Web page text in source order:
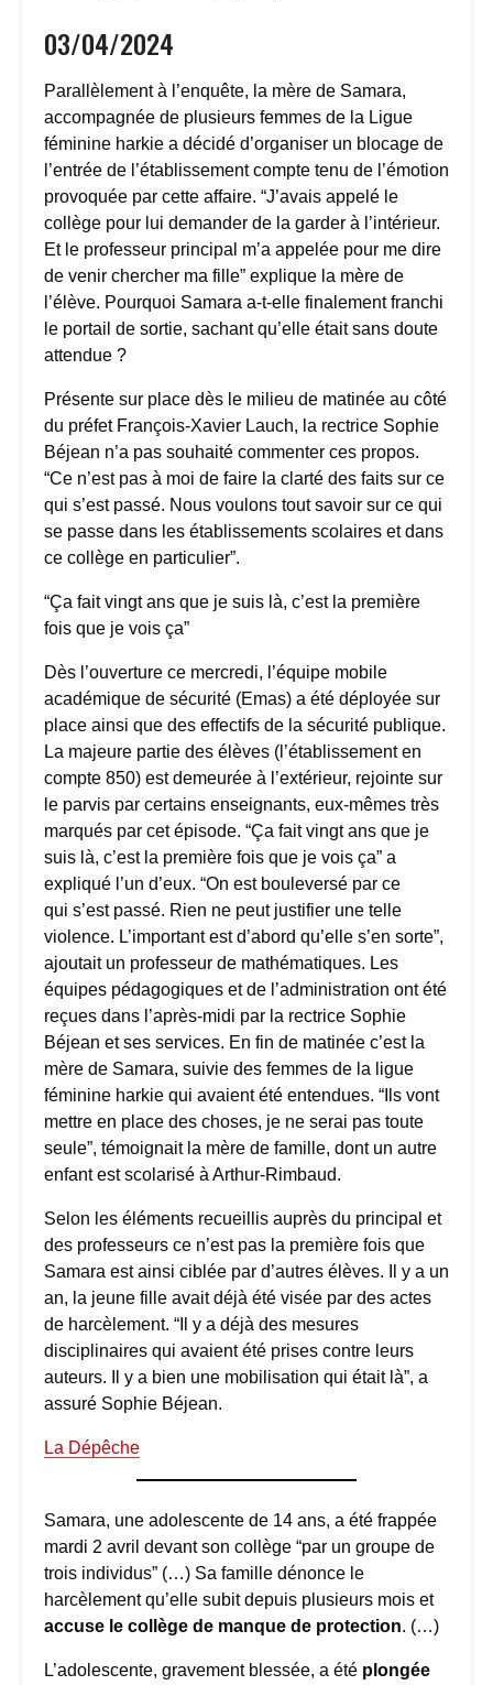
03/04/2024
Parallèlement à l’enquête, la mère de Samara,
accompagnée de plusieurs femmes de la Ligue
féminine harkie a décidé d’organiser un blocage de
l’entrée de l’établissement compte tenu de l’émotion
provoquée par cette affaire. “J’avais appelé le
collège pour lui demander de la garder à l’intérieur.
Et le professeur principal m’a appelée pour me dire
de venir chercher ma fille” explique la mère de
l’élève. Pourquoi Samara a-t-elle finalement franchi
le portail de sortie, sachant qu’elle était sans doute
attendue ?
Présente sur place dès le milieu de matinée au côté
du préfet François-Xavier Lauch, la rectrice Sophie
Béjean n’a pas souhaité commenter ces propos.
“Ce n’est pas à moi de faire la clarté des faits sur ce
qui s’est passé. Nous voulons tout savoir sur ce qui
se passe dans les établissements scolaires et dans
ce collège en particulier”.
“Ça fait vingt ans que je suis là, c’est la première
fois que je vois ça”
Dès l’ouverture ce mercredi, l’équipe mobile
académique de sécurité (Emas) a été déployée sur
place ainsi que des effectifs de la sécurité publique.
La majeure partie des élèves (l’établissement en
compte 850) est demeurée à l’extérieur, rejointe sur
le parvis par certains enseignants, eux-mêmes très
marqués par cet épisode. “Ça fait vingt ans que je
suis là, c’est la première fois que je vois ça” a
expliqué l’un d’eux. “On est bouleversé par ce
qui s’est passé. Rien ne peut justifier une telle
violence. L’important est d’abord qu’elle s’en sorte”,
ajoutait un professeur de mathématiques. Les
équipes pédagogiques et de l’administration ont été
reçues dans l’après-midi par la rectrice Sophie
Béjean et ses services. En fin de matinée c’est la
mère de Samara, suivie des femmes de la ligue
féminine harkie qui avaient été entendues. “Ils vont
mettre en place des choses, je ne serai pas toute
seule”, témoignait la mère de famille, dont un autre
enfant est scolarisé à Arthur-Rimbaud.
Selon les éléments recueillis auprès du principal et
des professeurs ce n’est pas la première fois que
Samara est ainsi ciblée par d’autres élèves. Il y a un
an, la jeune fille avait déjà été visée par des actes
de harcèlement. “Il y a déjà des mesures
disciplinaires qui avaient été prises contre leurs
auteurs. Il y a bien une mobilisation qui était là”, a
assuré Sophie Béjean.
La Dépêche
Samara, une adolescente de 14 ans, a été frappée
mardi 2 avril devant son collège “par un groupe de
trois individus” (…) Sa famille dénonce le
harcèlement qu’elle subit depuis plusieurs mois et
accuse le collège de manque de protection. (…)
L’adolescente, gravement blessée, a été plongée